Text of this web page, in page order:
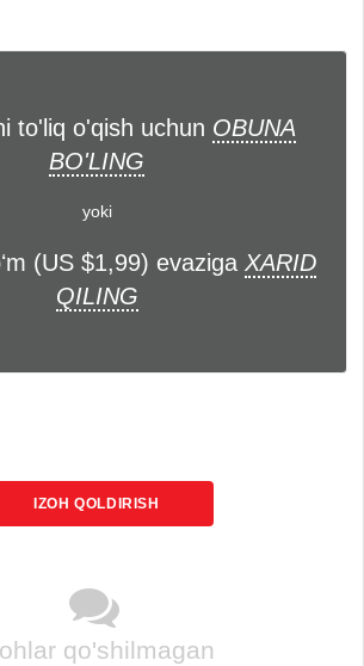
to'liq o'qish uchun OBUNA
BO'LING
yoki
(US $1,99) evaziga XARID
QILING
IZOH QOLDIRISH
qo'shilmagan